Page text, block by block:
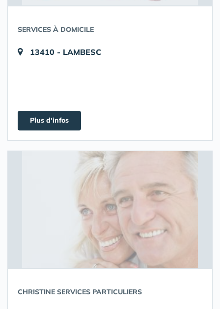
SERVICES À DOMICILE
13410 - LAMBESC
Plus d'infos
CHRISTINE SERVICES PARTICULIERS